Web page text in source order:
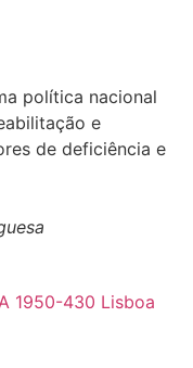
política nacional
e
de deficiência e
1950-430 Lisboa